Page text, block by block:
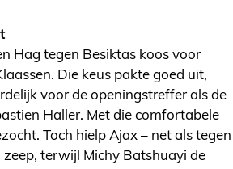
Hag tegen Besiktas koos voor
Die keus pakte goed uit,
voor de openingstreffer als de
Haller. Met die comfortabele
Toch hielp Ajax – net als tegen
terwijl Michy Batshuayi de